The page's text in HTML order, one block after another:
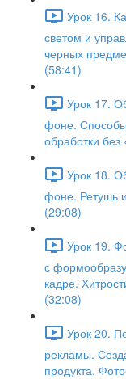
Урок 16.
светом и
черных
(58:41)
Урок 17.
фоне.
обработки без
Урок 18.
фоне. Ретушь
(29:08)
Урок 19.
с
кадре.
(32:08)
Урок 20.
рекламы.
продукта.